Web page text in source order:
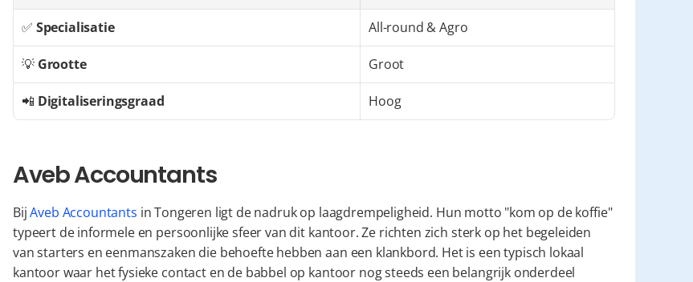
✅ Specialisatie All-round & Agro
💡 Grootte Groot
📲 Digitaliseringsgraad Hoog
Aveb Accountants
Bij Aveb Accountants in Tongeren ligt de nadruk op laagdrempeligheid. Hun motto "kom op de koffie"
typeert de informele en persoonlijke sfeer van dit kantoor. Ze richten zich sterk op het begeleiden
van starters en eenmanszaken die behoefte hebben aan een klankbord. Het is een typisch lokaal
kantoor waar het fysieke contact en de babbel op kantoor nog steeds een belangrijk onderdeel